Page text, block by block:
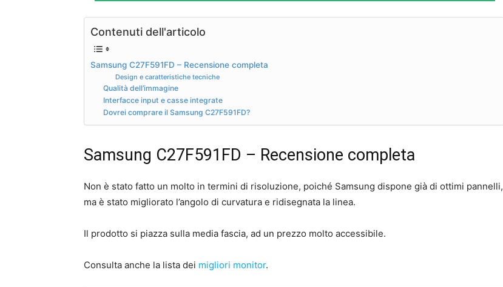
Contenuti dell'articolo
Samsung C27F591FD – Recensione completa
Design e caratteristiche tecniche
Qualità dell’immagine
Interfacce input e casse integrate
Dovrei comprare il Samsung C27F591FD?
Samsung C27F591FD – Recensione completa
Non è stato fatto un molto in termini di risoluzione, poiché Samsung dispone già di ottimi pannelli,
ma è stato migliorato l’angolo di curvatura e ridisegnata la linea.
Il prodotto si piazza sulla media fascia, ad un prezzo molto accessibile.
Consulta anche la lista dei migliori monitor.